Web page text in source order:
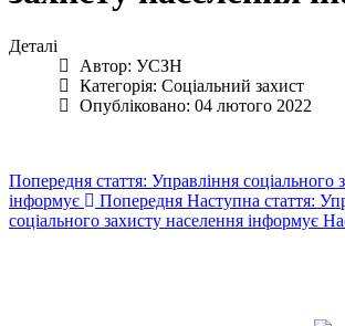
Деталі
Автор: УСЗН
Категорія: Соціальний захист
Опубліковано: 04 лютого 2022
Попередня стаття: Управління соціального
інформує
Попередня Наступна стаття:
соціального захисту населення інформує